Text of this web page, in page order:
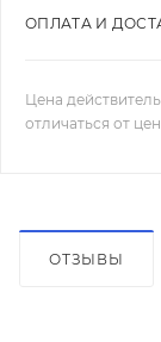
ОПЛАТА И
Цена
отличаться от
ОТЗЫВЫ